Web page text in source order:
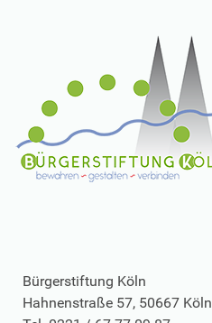
Bürgerstiftung Köln
Hahnenstraße 57, 50667 Köln